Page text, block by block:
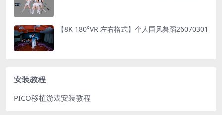
【8K 180°VR 左右格式】个人国风舞蹈26070301
安装教程
PICO移植游戏安装教程